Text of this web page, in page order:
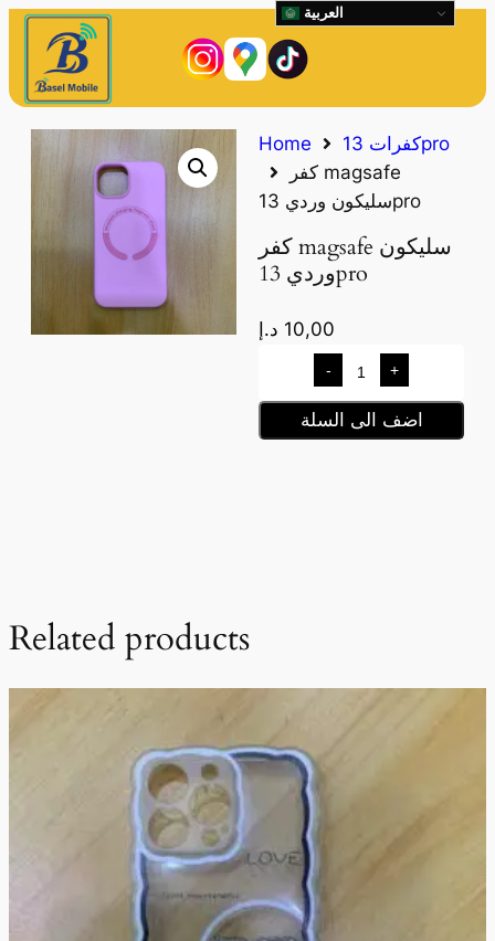
Home
كفرات 13pro
كفر magsafe
سليكون وردي 13pro
كفر magsafe سليكون
وردي 13pro
10,00 د.إ
- +
اضف الى السلة
Related products
العربية